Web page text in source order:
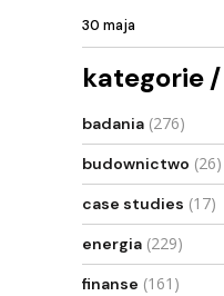
30 maja
kategorie
badania (276)
budownictwo (26)
case studies (17)
energia (229)
finanse (161)